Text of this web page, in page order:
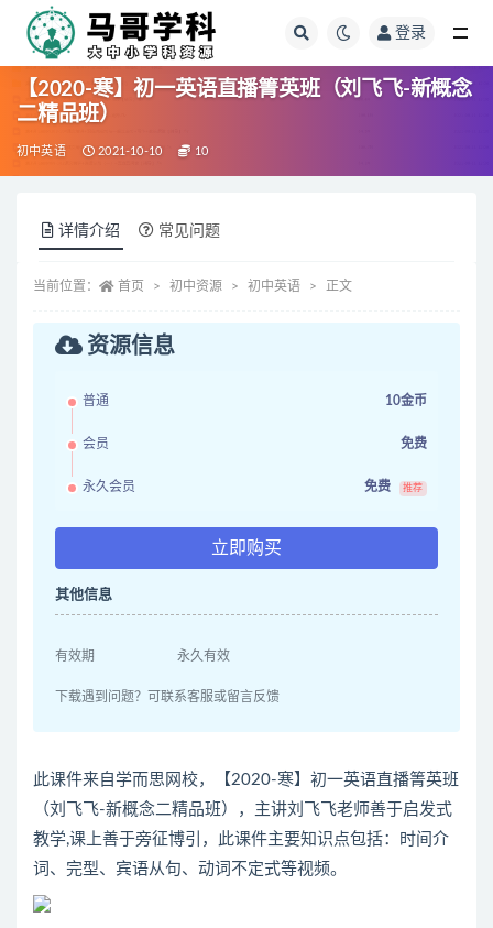
登录
【2020-寒】初一英语直播箐英班（刘飞飞-新概念
二精品班）
初中英语 2021-10-10 10
详情介绍 常见问题
当前位置： 首页 初中资源 初中英语 正文
资源信息
普通 10金币
会员 免费
永久会员 免费 推荐
立即购买
其他信息
有效期 永久有效
下载遇到问题？可联系客服或留言反馈
此课件来自学而思网校，【2020-寒】初一英语直播箐英班
（刘飞飞-新概念二精品班），主讲刘飞飞老师善于启发式
教学,课上善于旁征博引，此课件主要知识点包括：时间介
词、完型、宾语从句、动词不定式等视频。
全部